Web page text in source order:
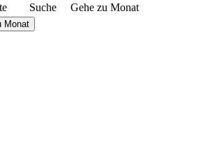
Suche Gehe zu Monat
Monat